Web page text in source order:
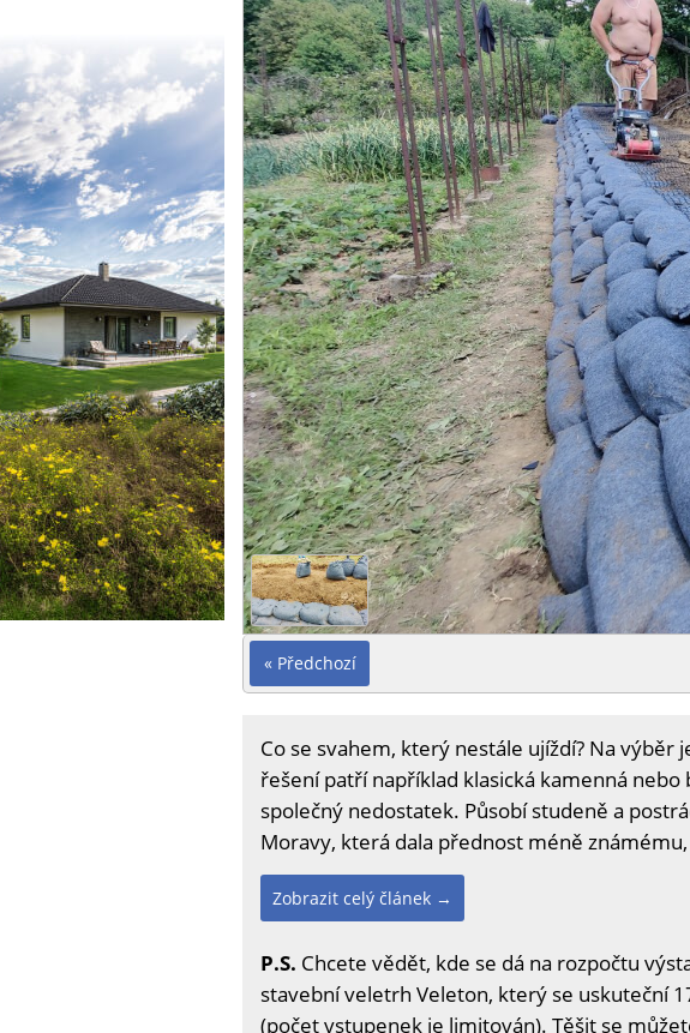
« Předchozí
Co se svahem, který nestále ujíždí? Na
řešení patří například klasická kamenná
společný nedostatek. Působí studeně a
Moravy, která dala přednost méně
Zobrazit celý článek →
P.S. Chcete vědět, kde se dá na rozpočtu
stavební veletrh Veleton, který se uskuteční
(počet vstupenek je limitován). Těšit se